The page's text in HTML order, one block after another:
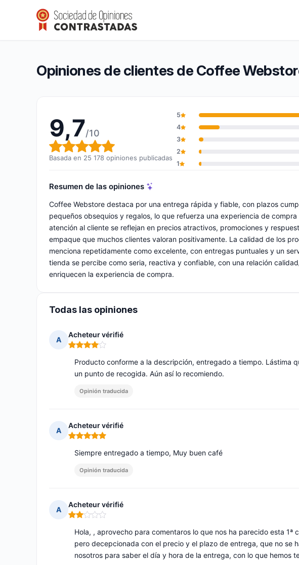
Coffee Webstore
Calificación global: 9,7 de 10
9,7/10(25 178 opiniones)
Opiniones de clientes de Coffee
9,7/10
Calificación global: 9,7 de 10
Basada en 25 178 opiniones publicadas
5
4
3
2
1
Resumen de las opiniones
Coffee Webstore destaca por una entrega rápida y fiable, con plazos
pequeños obsequios y regalos, lo que refuerza una experiencia de
atención al cliente se reflejan en precios atractivos, promociones y
empaque que muchos clientes valoran positivamente. La calidad de los
menciona repetidamente como excelente, con entregas puntuales y un
tienda se percibe como seria, reactiva y confiable, con una relación
enriquecen la experiencia de compra.
Todas las opiniones
A
Acheteur vérifié
Nota: 4 de 5
Producto conforme a la descripción, entregado a tiempo. Lástima
un punto de recogida. Aún así lo recomiendo.
Opinión traducida
A
Acheteur vérifié
Nota: 5 de 5
Siempre entregado a tiempo, Muy buen café
Opinión traducida
A
Acheteur vérifié
Nota: 2 de 5
Hola, , aprovecho para comentaros lo que nos ha parecido esta
pero decepcionada con el precio y el plazo de entrega, que no se
nosotros para saber el día y hora de la entrega, con lo que hemos